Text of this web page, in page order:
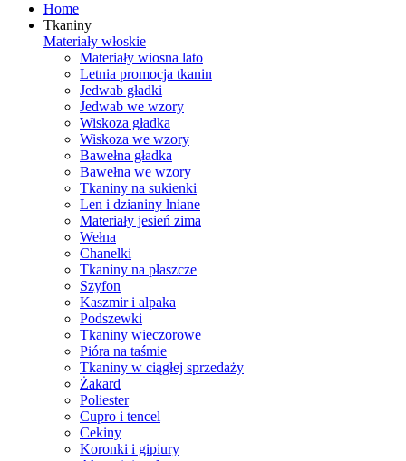
Home
Tkaniny
Materiały włoskie
Materiały wiosna lato
Letnia promocja tkanin
Jedwab gładki
Jedwab we wzory
Wiskoza gładka
Wiskoza we wzory
Bawełna gładka
Bawełna we wzory
Tkaniny na sukienki
Len i dzianiny lniane
Materiały jesień zima
Wełna
Chanelki
Tkaniny na płaszcze
Szyfon
Kaszmir i alpaka
Podszewki
Tkaniny wieczorowe
Pióra na taśmie
Tkaniny w ciągłej sprzedaży
Żakard
Poliester
Cupro i tencel
Cekiny
Koronki i gipiury